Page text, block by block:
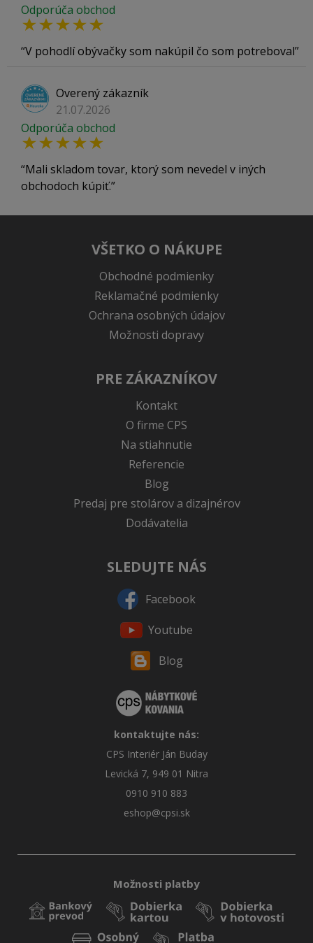
Odporúča obchod
V pohodlí obývačky som nakúpil čo som potreboval
Overený zákazník
21.07.2026
Odporúča obchod
Mali skladom tovar, ktorý som nevedel v iných
obchodoch kúpiť.
VŠETKO O NÁKUPE
Obchodné podmienky
Reklamačné podmienky
Ochrana osobných údajov
Možnosti dopravy
PRE ZÁKAZNÍKOV
Kontakt
O firme CPS
Na stiahnutie
Referencie
Blog
Predaj pre stolárov a dizajnérov
Dodávatelia
SLEDUJTE NÁS
Facebook
Youtube
Blog
kontaktujte nás:
CPS Interiér Ján Buday
Levická 7, 949 01 Nitra
0910 910 883
eshop@cpsi.sk
Možnosti platby